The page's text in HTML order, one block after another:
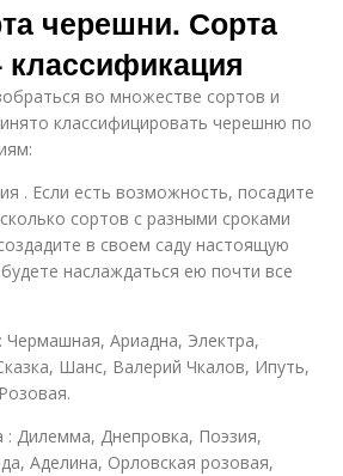
черешни. Сорта
во множестве сортов и
классифицировать черешню по
. Если есть возможность, посадите
сортов с разными сроками
в своем саду настоящую
наслаждаться ею почти все
Чермашная, Ариадна, Электра,
Шанс, Валерий Чкалов, Ипуть,
: Дилемма, Днепровка, Поэзия,
Аделина, Орловская розовая,